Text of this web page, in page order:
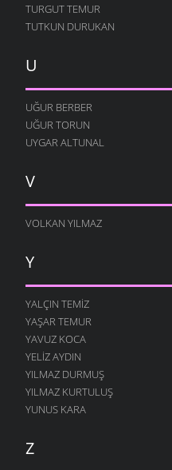
TURGUT TEMUR
TUTKUN DURUKAN
U
UĞUR BERBER
UĞUR TORUN
UYGAR ALTUNAL
V
VOLKAN YILMAZ
Y
YALÇIN TEMIZ
YAŞAR TEMUR
YAVUZ KOCA
YELIZ AYDIN
YILMAZ DURMUŞ
YILMAZ KURTULUŞ
YUNUS KARA
Z